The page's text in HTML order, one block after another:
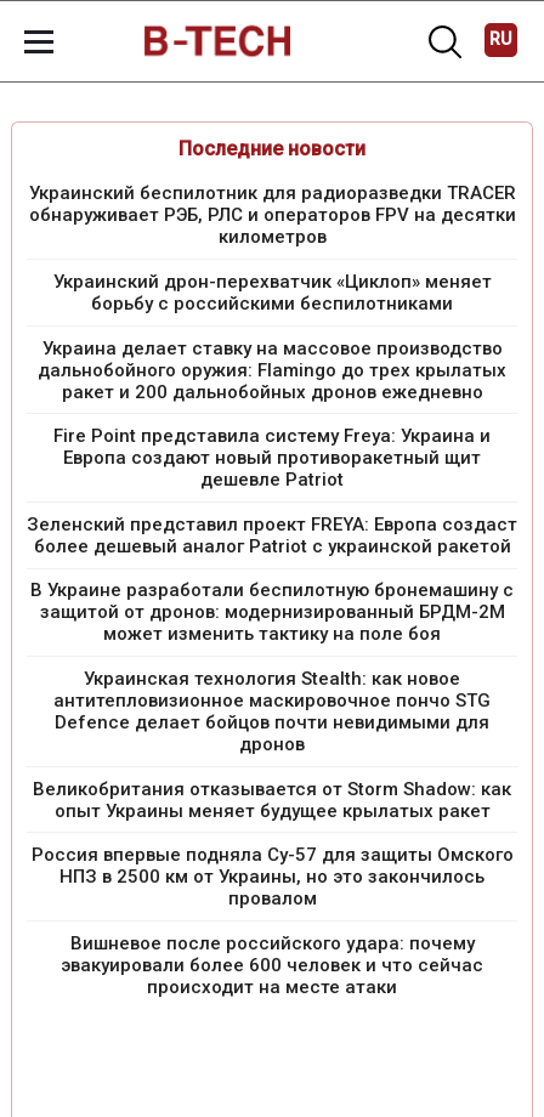
RU
Последние новости
Украинский беспилотник для радиоразведки TRACER
обнаруживает РЭБ, РЛС и операторов FPV на десятки
километров
Украинский дрон-перехватчик «Циклоп» меняет
борьбу с российскими беспилотниками
Украина делает ставку на массовое производство
дальнобойного оружия: Flamingo до трех крылатых
ракет и 200 дальнобойных дронов ежедневно
Fire Point представила систему Freya: Украина и
Европа создают новый противоракетный щит
дешевле Patriot
Зеленский представил проект FREYA: Европа создаст
более дешевый аналог Patriot с украинской ракетой
В Украине разработали беспилотную бронемашину с
защитой от дронов: модернизированный БРДМ-2М
может изменить тактику на поле боя
Украинская технология Stealth: как новое
антитепловизионное маскировочное пончо STG
Defence делает бойцов почти невидимыми для
дронов
Великобритания отказывается от Storm Shadow: как
опыт Украины меняет будущее крылатых ракет
Россия впервые подняла Су-57 для защиты Омского
НПЗ в 2500 км от Украины, но это закончилось
провалом
Вишневое после российского удара: почему
эвакуировали более 600 человек и что сейчас
происходит на месте атаки